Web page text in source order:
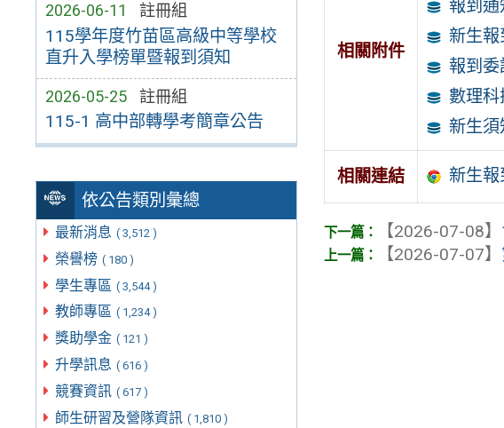
2026-06-11 註冊組
115學年度竹苗區高級中等學校
直升入學榜單暨報到須知
2026-05-25 註冊組
115-1 高中部轉學考簡章公告
依公告類別彙總
最新消息 ( 3,512 )
榮譽榜 ( 180 )
學生專區 ( 3,544 )
教師專區 ( 1,234 )
獎助學金 ( 121 )
升學訊息 ( 616 )
競賽資訊 ( 617 )
師生研習及營隊資訊 ( 1,810 )
相關附件
報到通
新生
報到
數理
新生
相關連結 新生
【2026-07-08】
【2026-07-07】